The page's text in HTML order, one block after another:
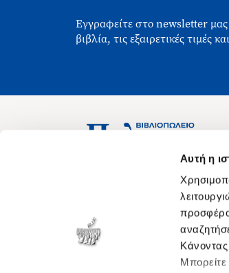
Αυτή η
Κάνοντας
Μπορείτε
Εγγραφείτε στο newsletter
βιβλία, τις εξαιρετικές τιμές
Ασκληπιού 1-3, Αθήνα 106 79